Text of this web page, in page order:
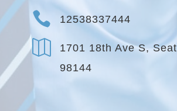
 12538337444

1701 18th Ave S,
98144